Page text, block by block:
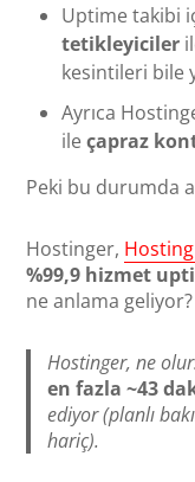
Uptime takibi
tetikleyiciler
kesintileri bile
Ayrıca
ileçapraz
Peki bu durumda
Hostinger,
%99,9 hizmet
ne anlama geliyor?
Hostinger, ne
en fazla ~43
ediyor (planlı
hariç).